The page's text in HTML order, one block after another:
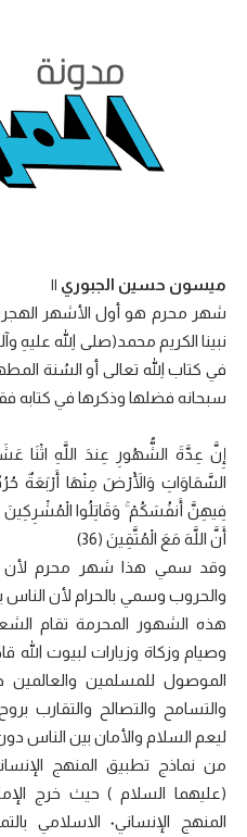
ميسون حسين الجبوري ||
شهر محرم هو أول الأشهر
نبينا الكريم محمد(صلى اللهِ عليهِ
في كتاب اللهِ تعالى أو السُنة
سبحانه فضلها وذكرها في كتابه
إِنَّ عِدَّةَ الشُّهُورِ عِندَ اللَّهِ اثْنَا
السَّمَاوَاتِ وَالْأَرْضَ مِنْهَا أَرْبَعَةٌ
فِيهِنَّ أَنفُسَكُمْ ۚ وَقَاتِلُوا الْمُشْرِكِينَ
أَنَّ اللَّهَ مَعَ الْمُتَّقِينَ (36)
وقد سمي هذا شهر محرم لأن
والحروب وسمي بالحرام لأن
هذه الشهور المحرمة تقام
وصيام وزكاة وزيارات لبيوت الله
الموصول للمسلمين والعالمين
والتسامح والتصالح والتقارب
ليعم السلام والأمان بين الناس
من نماذج تطبيق المنهج
(عليهما السلام ) حيث خرج
المنهج الإنساني٠